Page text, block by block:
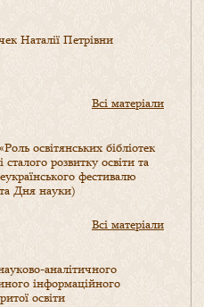
Наталії Петрівни
Всі матеріали
освітянських бібліотек
сталого розвитку освіти та
фестивалю
Дня науки)
Всі матеріали
аналітичного
інформаційного
освіти